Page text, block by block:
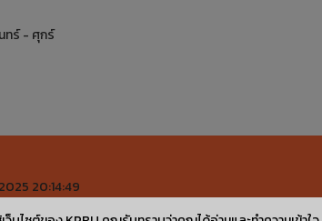
ทร์ - ศุกร์
20:14:49
Version 2.112